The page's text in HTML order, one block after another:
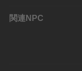
関連NPC